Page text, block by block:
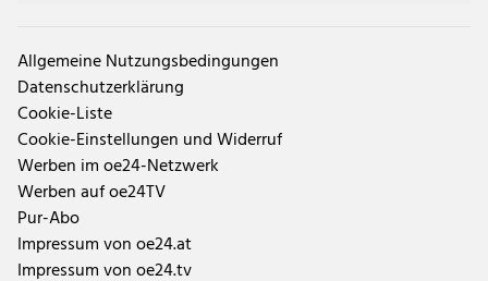
Allgemeine Nutzungsbedingungen
Datenschutzerklärung
Cookie-Liste
Cookie-Einstellungen und Widerruf
Werben im oe24-Netzwerk
Werben auf oe24TV
Pur-Abo
Impressum von oe24.at
Impressum von oe24.tv